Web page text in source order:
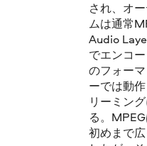
され、オ
ムは通常
Audio
でエンコ
のフォー
ーでは動
リーミン
る。
初めまで